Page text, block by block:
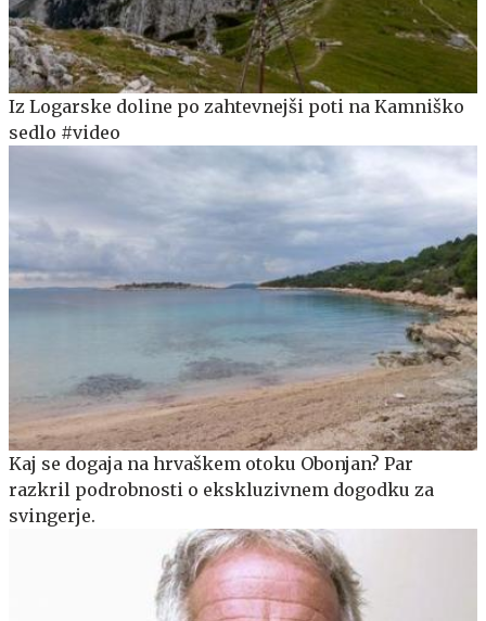
Iz Logarske doline po zahtevnejši poti na Kamniško
sedlo #video
Kaj se dogaja na hrvaškem otoku Obonjan? Par
razkril podrobnosti o ekskluzivnem dogodku za
svingerje.